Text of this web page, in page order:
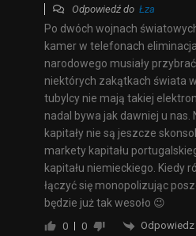
Odpowiedź do Łza
Po dwóch wojnach
kamer w telefonach
narodowego musiały
niektórych zakątkach świata
tubylcy nie mają takiej
nadal bywa jak dawniej u nas.
kapitały nie są jeszcze
markety kapitału
kapitału niemieckiego. Kiedy
łączyć się monopolizując
będzie już tak wesoło 😉
0 0 Odpowiedz